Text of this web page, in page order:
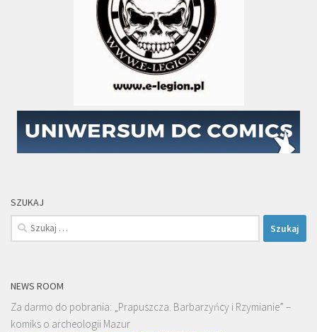
SZUKAJ
Szukaj:
NEWS ROOM
Za darmo do pobrania: „Prapuszcza. Barbarzyńcy i Rzymianie” –
komiks o archeologii Mazur